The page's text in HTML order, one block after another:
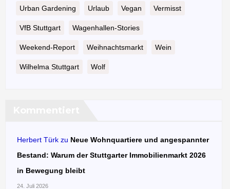
Urban Gardening Urlaub Vegan Vermisst
VfB Stuttgart Wagenhallen-Stories
Weekend-Report Weihnachtsmarkt Wein
Wilhelma Stuttgart Wolf
Herbert Türk zu Neue Wohnquartiere und angespannter
Bestand: Warum der Stuttgarter Immobilienmarkt 2026
in Bewegung bleibt
24. Juli 2026